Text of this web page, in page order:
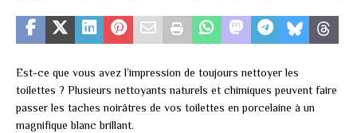
Est-ce que vous avez l’impression de toujours nettoyer les
toilettes ? Plusieurs nettoyants naturels et chimiques peuvent faire
passer les taches noirâtres de vos toilettes en porcelaine à un
magnifique blanc brillant.